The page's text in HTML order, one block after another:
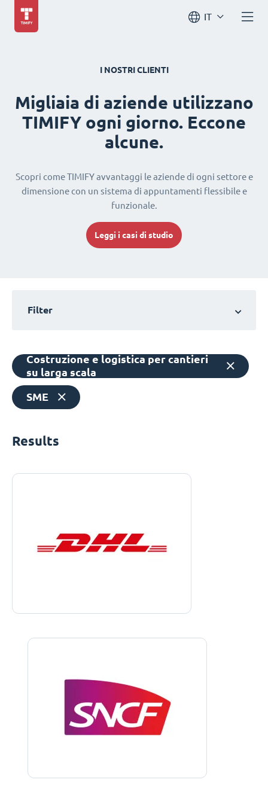
IT
I NOSTRI CLIENTI
Migliaia di aziende utilizzano
TIMIFY ogni giorno. Eccone
alcune.
Scopri come TIMIFY avvantaggi le aziende di ogni settore e
dimensione con un sistema di appuntamenti flessibile e
funzionale.
Leggi i casi di studio
Filter
Costruzione e logistica per cantieri
su larga scala
SME
Results